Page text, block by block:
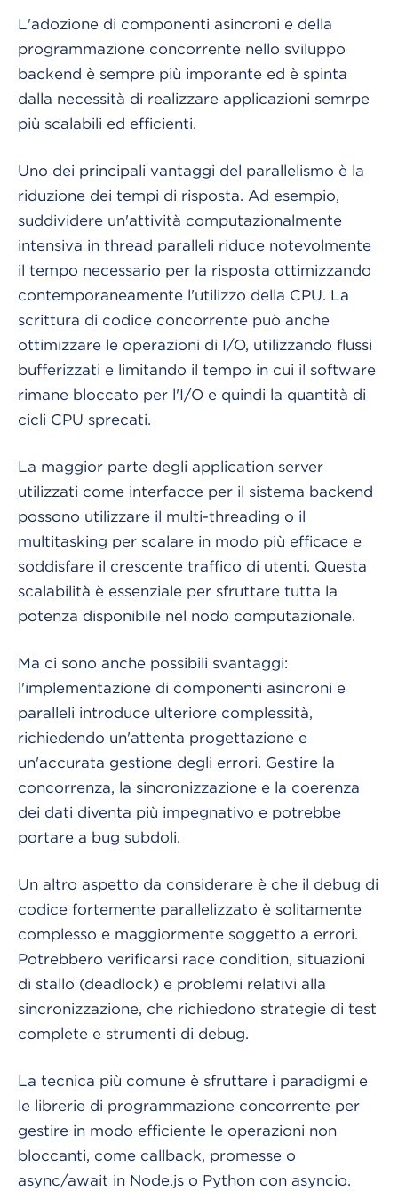
L'adozione di componenti asincroni e della
programmazione concorrente nello sviluppo
backend è sempre più imporante ed è spinta
dalla necessità di realizzare applicazioni semrpe
più scalabili ed efficienti.
Uno dei principali vantaggi del parallelismo è la
riduzione dei tempi di risposta. Ad esempio,
suddividere un'attività computazionalmente
intensiva in thread paralleli riduce notevolmente
il tempo necessario per la risposta ottimizzando
contemporaneamente l'utilizzo della CPU. La
scrittura di codice concorrente può anche
ottimizzare le operazioni di I/O, utilizzando flussi
bufferizzati e limitando il tempo in cui il software
rimane bloccato per l'I/O e quindi la quantità di
cicli CPU sprecati.
La maggior parte degli application server
utilizzati come interfacce per il sistema backend
possono utilizzare il multi-threading o il
multitasking per scalare in modo più efficace e
soddisfare il crescente traffico di utenti. Questa
scalabilità è essenziale per sfruttare tutta la
potenza disponibile nel nodo computazionale.
Ma ci sono anche possibili svantaggi:
l'implementazione di componenti asincroni e
paralleli introduce ulteriore complessità,
richiedendo un'attenta progettazione e
un'accurata gestione degli errori. Gestire la
concorrenza, la sincronizzazione e la coerenza
dei dati diventa più impegnativo e potrebbe
portare a bug subdoli.
Un altro aspetto da considerare è che il debug di
codice fortemente parallelizzato è solitamente
complesso e maggiormente soggetto a errori.
Potrebbero verificarsi race condition, situazioni
di stallo (deadlock) e problemi relativi alla
sincronizzazione, che richiedono strategie di test
complete e strumenti di debug.
La tecnica più comune è sfruttare i paradigmi e
le librerie di programmazione concorrente per
gestire in modo efficiente le operazioni non
bloccanti, come callback, promesse o
async/await in Node.js o Python con asyncio.